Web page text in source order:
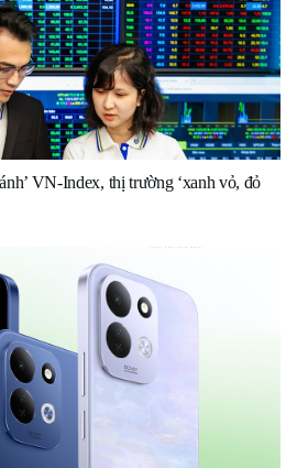
VN-Index, thị trường ‘xanh vỏ, đỏ